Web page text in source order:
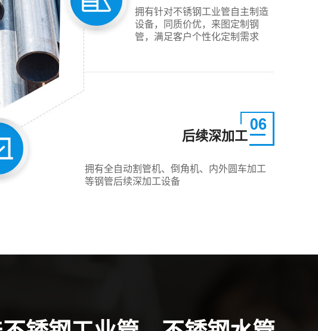
拥有针对不锈钢工业管自主制造
设备，同质价优，来图定制钢
管，满足客户个性化定制需求
后续深加工
拥有全自动割管机、倒角机、内外圆车加工
等钢管后续深加工设备